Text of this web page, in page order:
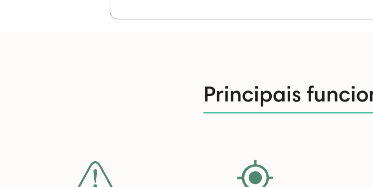
Principais